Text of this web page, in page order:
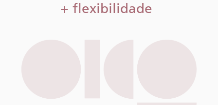
+ flexibilidade